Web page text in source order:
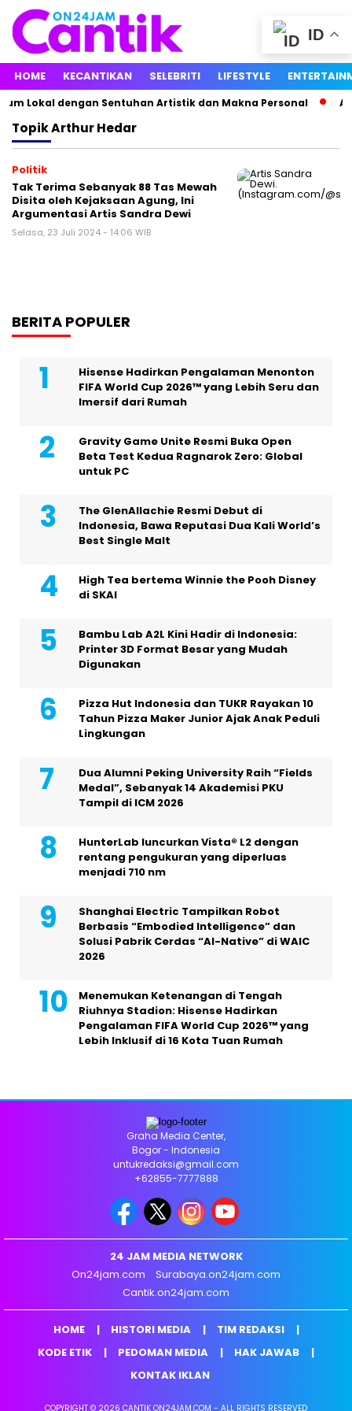
HOME KECANTIKAN SELEBRITI LIFESTYLE
Lokal dengan Sentuhan Artistik dan Makna Personal
TopikArthur Hedar
Politik
Tak Terima Sebanyak 88 Tas Mewah
Disita oleh Kejaksaan Agung, Ini
Argumentasi Artis Sandra Dewi
Selasa, 23 Juli 2024 - 14:06 WIB
BERITA POPULER
Hisense Hadirkan Pengalaman Menonton
FIFA World Cup 2026™ yang Lebih Seru dan
Imersif dari Rumah
Gravity Game Unite Resmi Buka Open
Beta Test Kedua Ragnarok Zero: Global
untuk PC
The GlenAllachie Resmi Debut di
Indonesia, Bawa Reputasi Dua Kali World’s
Best Single Malt
High Tea bertema Winnie the Pooh Disney
di SKAI
Bambu Lab A2L Kini Hadir di Indonesia:
Printer 3D Format Besar yang Mudah
Digunakan
Pizza Hut Indonesia dan TUKR Rayakan 10
Tahun Pizza Maker Junior Ajak Anak Peduli
Lingkungan
Dua Alumni Peking University Raih “Fields
Medal”, Sebanyak 14 Akademisi PKU
Tampil di ICM 2026
HunterLab luncurkan Vista® L2 dengan
rentang pengukuran yang diperluas
menjadi 710 nm
Shanghai Electric Tampilkan Robot
Berbasis “Embodied Intelligence” dan
Solusi Pabrik Cerdas “AI-Native” di WAIC
2026
Menemukan Ketenangan di Tengah
Riuhnya Stadion: Hisense Hadirkan
Pengalaman FIFA World Cup 2026™ yang
Lebih Inklusif di 16 Kota Tuan Rumah
ID
Graha Media Center,
Bogor - Indonesia
untukredaksi@gmail.com
+62855-7777888
24 JAM MEDIA NETWORK
On24jam.com
Surabaya.on24jam.com
Cantik.on24jam.com
HOME HISTORI MEDIA
TIM REDAKSI
KODE ETIK
PEDOMAN MEDIA
HAK JAWAB
KONTAK IKLAN
COPYRIGHT © 2026 CANTIK ON24JAM.COM - ALL RIGHTS RESERVED